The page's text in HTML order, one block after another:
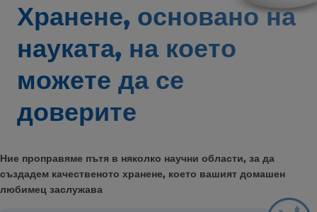
Хранене, основано на
науката, на което
можете да се
доверите
Ние проправяме пътя в няколко научни области, за да
създадем качественото хранене, което вашият домашен
любимец заслужава